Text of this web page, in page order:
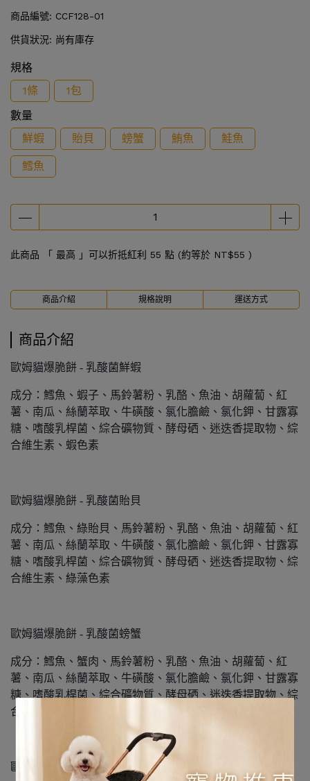
商品編號: CCF128-01
供貨狀況: 尚有庫存
規格
1條
1包
數量
鮮蝦
貽貝 螃蟹 鮪魚 鮭魚
鱈魚
此商品 「 最高 」可以折抵紅利 55 點 (約等於 NT$55 )
商品介紹 規格說明 運送方式
商品介紹
歐姆貓爆脆餅 - 乳酸菌鮮蝦
成分：鱈魚、蝦子、馬鈴薯粉、乳酪、魚油、胡蘿蔔、紅
薯、南瓜、絲蘭萃取、牛磺酸、氯化膽鹼、氯化鉀、甘露寡
糖、嗜酸乳桿菌、綜合礦物質、酵母硒、迷迭香提取物、綜
合維生素、蝦色素
歐姆貓爆脆餅 - 乳酸菌貽貝
成分：鱈魚、綠貽貝、馬鈴薯粉、乳酪、魚油、胡蘿蔔、紅
薯、南瓜、絲蘭萃取、牛磺酸、氯化膽鹼、氯化鉀、甘露寡
糖、嗜酸乳桿菌、綜合礦物質、酵母硒、迷迭香提取物、綜
合維生素、綠藻色素
歐姆貓爆脆餅 - 乳酸菌螃蟹
成分：鱈魚、蟹肉、馬鈴薯粉、乳酪、魚油、胡蘿蔔、紅
薯、南瓜、絲蘭萃取、牛磺酸、氯化膽鹼、氯化鉀、甘露寡
糖、嗜酸乳桿菌、綜合礦物質、酵母硒、迷迭香提取物、綜
合維生素、甘草色素
歐姆貓爆脆餅 - 乳酸菌鮪魚